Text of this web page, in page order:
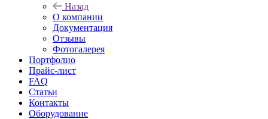
Назад
О компании
Документация
Отзывы
Фотогалерея
Портфолио
Прайс-лист
FAQ
Статьи
Контакты
Оборудование